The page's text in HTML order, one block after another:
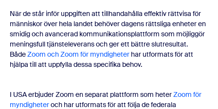
När de står inför uppgiften att tillhandahålla effektiv rättvisa för
människor över hela landet behöver dagens rättsliga enheter en
smidig och avancerad kommunikationsplattform som möjliggör
meningsfull tjänsteleverans och ger ett bättre slutresultat.
BådeZoom och Zoom för myndigheter har utformats för att
hjälpa till att uppfylla dessa specifika behov.
I USA erbjuder Zoom en separat plattform som heterZoom för
myndigheteroch har utformats för att följa de federala